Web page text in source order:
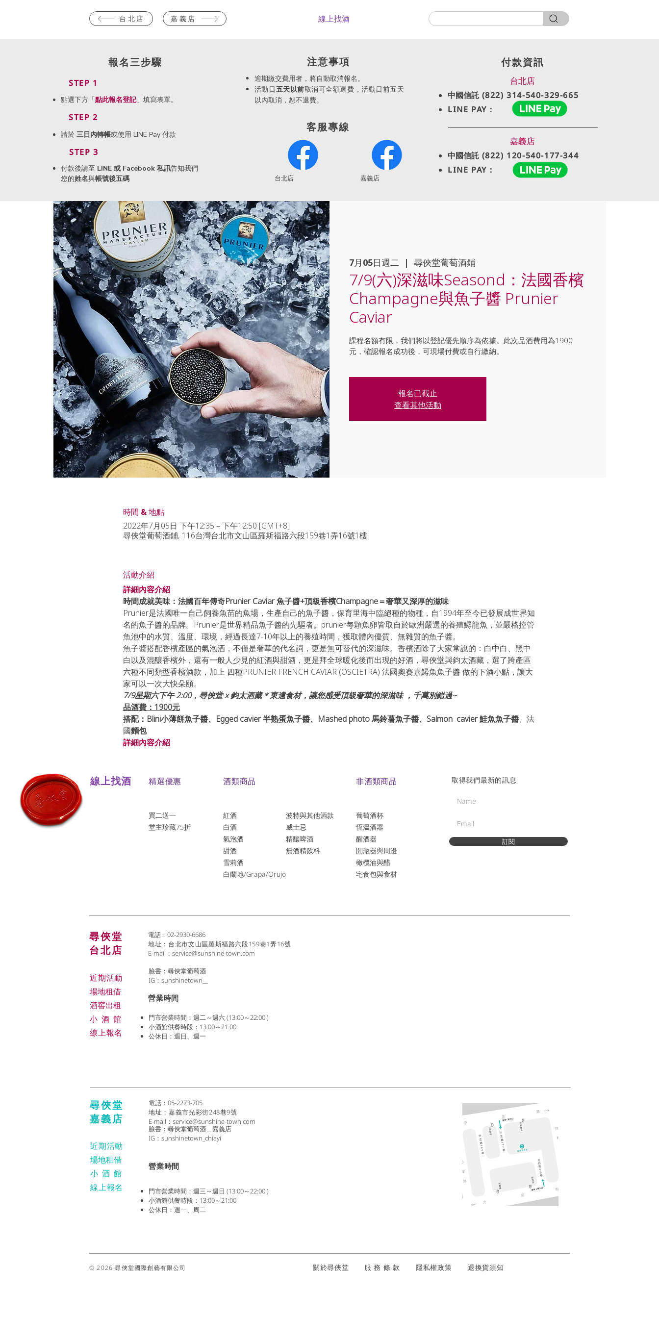
台北店 嘉義店 線上找酒
報名三步驟
STEP 1
點選下方「點此報名登記」填寫表單。
STEP 2
請於 三日內轉帳或使用 LINE Pay 付款
STEP 3
付款後請至 LINE 或 Facebook 私訊告知我們
您的姓名與帳號後五碼
​注意事項
逾期繳交費用者，將自動取消報名。
活動日五天以前取消可全額退費，活動日前五天
以內取消，恕不退費。
客服專線
​台北店 嘉義店
付款資訊
台北店
中國信託(822) 314-540-329-665
LINE PAY：
嘉義店
中國信託(822) 120-540-177-344
LINE PAY：
7月05日週二
  |
尋俠堂葡萄酒鋪
7/9(六)深滋味Seasond：法國香檳
Champagne與魚子醬 Prunier
Caviar
課程名額有限，我們將以登記優先順序為依據。此次品酒費用為1900
元，確認報名成功後，可現場付費或自行繳納。
報名已截止
查看其他活動
時間 & 地點
2022年7月05日 下午12:35 – 下午12:50 [GMT+8]
尋俠堂葡萄酒鋪, 116台灣台北市文山區羅斯福路六段159巷1弄16號1樓
活動介紹
詳細內容介紹
時間成就美味：法國百年傳奇Prunier Caviar 魚子醬+頂級香檳Champagne＝奢華又深厚的滋味
Prunier是法國唯一自己飼養魚苗的魚場，生產自己的魚子醬，保育里海中臨絕種的物種，自1994年至今已發展成世界知
名的魚子醬的品牌。Prunier是世界精品魚子醬的先驅者。prunier每顆魚卵皆取自於歐洲嚴選的養殖鱘龍魚，並嚴格控管
魚池中的水質、溫度、環境，經過長達7-10年以上的養殖時間，獲取體內優質、無雜質的魚子醬。
魚子醬搭配香檳產區的氣泡酒，不僅是奢華的代名詞，更是無可替代的深滋味。香檳酒除了大家常說的：白中白、黑中
白以及混釀香檳外，還有一般人少見的紅酒與甜酒，更是拜全球暖化後而出現的好酒，尋俠堂與鈞太酒藏，選了跨產區
六種不同類型香檳酒款，加上 四種PRUNIER FRENCH CAVIAR (OSCIETRA) 法國奧賽嘉鱘魚魚子醬 做的下酒小點，讓大
家可以一次大快朵頤。
7/9星期六下午 2:00，尋俠堂 x 鈞太酒藏＊東遠食材，讓您感受頂級奢華的深滋味 ，千萬別錯過~
品酒費：1900元
搭配：Blini小薄餅魚子醬、Egged cavier 半熟蛋魚子醬、Mashed photo 馬鈴薯魚子醬、Salmon  cavier 鮭魚魚子醬、法
國麵包
詳細內容介紹
線上找酒 ​精選優惠 酒類商品
買二送一
堂主珍藏75折
紅酒
白酒
氣泡酒
​甜酒
雪莉酒
白蘭地/Grapa/Orujo
波特與其他酒款
威士忌
精釀啤酒
​無酒精飲料
非酒類商品
葡萄酒杯
恆溫酒器
醒酒器
開瓶器與周邊
橄欖油與醋
宅食包與食材
取得我們最新的訊息
訂閱
尋俠堂
台北店
近期活動
場地租借
​酒窖出租
小酒 館
線上報名
電話：02-2930-6686
地址：台北市文山區羅斯福路六段159巷1弄16號
E-mail： service@sunshine-town.com
臉書：尋俠堂葡萄酒
IG：sunshinetown__
​營業時間
門市營業時間：週二～週六 (13:00～22:00 )
小酒館供餐時段：13:00～21:00
公休日：週日、週一
尋俠堂
嘉義店
電話：05-2273-705
地址： 嘉義市光彩街248巷9號
E-mail： service@sunshine-town.com
近期活動
場地租借
小酒 館
線上報名
​營業時間
門市營業時間：週三～週日 (13:00～22:00 )
小酒館供餐時段：13:00～21:00
公休日：週ㄧ、周二
臉書：尋俠堂葡萄酒＿嘉義店
IG：sunshinetown_chiayi
© 2026 尋俠堂國際創藝有限公司 ​關於尋俠堂 服 務 條 款隱私權政策 退換貨須知